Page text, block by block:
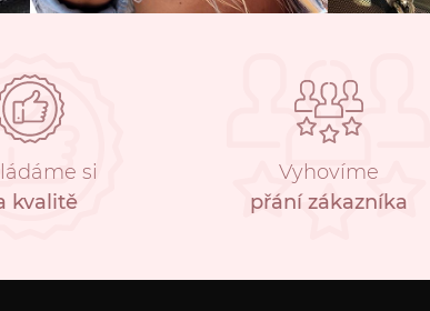
si
kvalitě
Vyhovíme
přání zákazníka